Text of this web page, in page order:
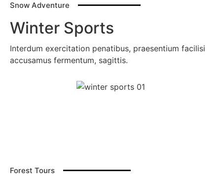
Snow Adventure
Winter Sports
Interdum exercitation penatibus, praesentium facilisi
accusamus fermentum, sagittis.
Forest Tours